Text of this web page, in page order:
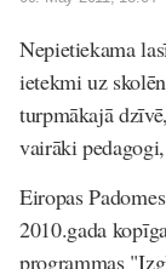
Nepietiekama
ietekmi uz
turpmākajā
vairāki
Eiropas
2010.gada
programmas